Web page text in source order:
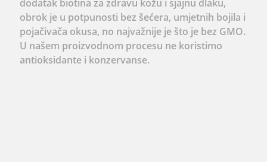
dodatak biotina za zdravu kožu i sjajnu dlaku,
obrok je u potpunosti bez šećera, umjetnih bojila i
pojačivača okusa, no najvažnije je što je bez GMO.
U našem proizvodnom procesu ne koristimo
antioksidante i konzervanse.